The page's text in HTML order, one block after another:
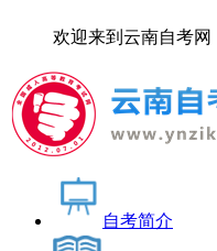
欢迎来到云南自考网
自考简介